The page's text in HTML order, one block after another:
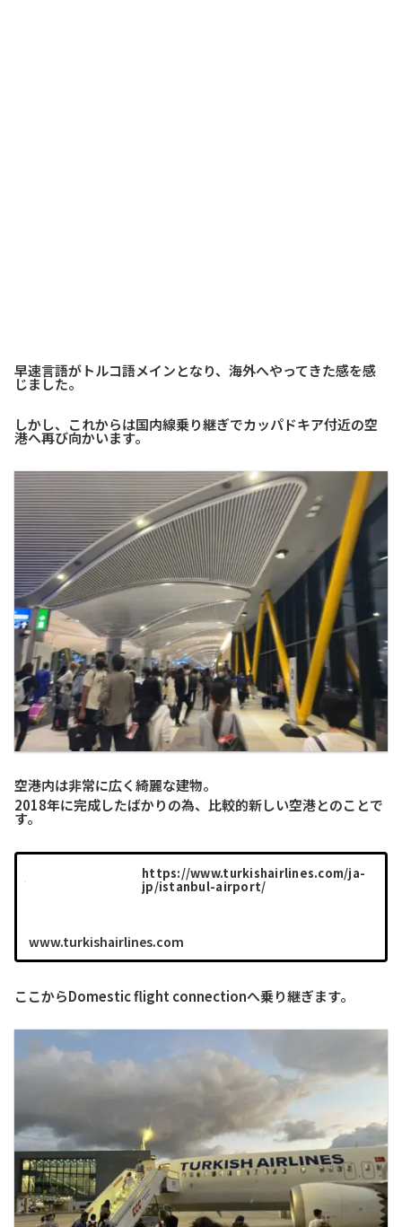
早速言語がトルコ語メインとなり、海外へやってきた感を感
じました。
しかし、これからは国内線乗り継ぎでカッパドキア付近の空
港へ再び向かいます。
空港内は非常に広く綺麗な建物。
2018年に完成したばかりの為、比較的新しい空港とのことで
す。
https://www.turkishairlines.com/ja-
jp/istanbul-airport/
www.turkishairlines.com
ここからDomestic flight connectionへ乗り継ぎます。